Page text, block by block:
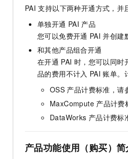
PAI 支持以下两种开通方式，并
单独开通 PAI 产品
您可以免费开通 PAI 并创建
和其他产品组合开通
在开通 PAI 时，您可以同
品的费用不计入 PAI 账单。
OSS 产品计费标准，请
MaxCompute 产品计费
DataWorks 产品计费标
产品功能使用（购买）
能看、能想、能动手的多模态智能体模型
Qwen3-VL-Plus
视觉 Coding、空间感知、多模态思考等全面升级
大模型服务
千问AI平台-Token Plan
个人版上线、团队版降价；千问3.8-Max首发发尝鲜
云原生大数据计算服务 MaxCompute
面向分析的企业级SaaS模式云数据仓库
解决方案免费试用 新老同享
最高领取价值200元试用点，立即开启云上
AI 产品 免费试用
1亿+ 大模型 tokens 和 30+ 款产品免费体验
140+云产品 免费试用
大模型ACA认证体验
助力企业全员 AI 认知与能力提升
电子合同
Tableau 订阅
AI空中课堂在线直播课堂（旗舰版）
生态解决方案
行业生态解决方案
AI 开发和 AI 应用解决方案
天池大赛
AI 算法大赛
云开发大赛
入门学习赛